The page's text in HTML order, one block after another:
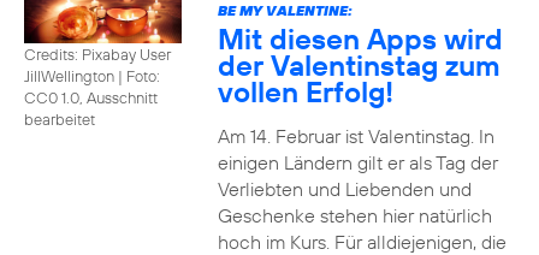
Credits: Pixabay User
JillWellington | Foto:
CC0 1.0, Ausschnitt
bearbeitet
BE MY VALENTINE:
Mit diesen Apps wird
der Valentinstag zum
vollen Erfolg!
Am 14. Februar ist Valentinstag. In
einigen Ländern gilt er als Tag der
Verliebten und Liebenden und
Geschenke stehen hier natürlich
hoch im Kurs. Für alldiejenigen, die